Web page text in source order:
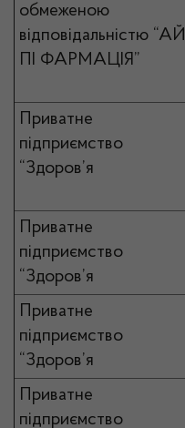
обмеженою
відповідальністю “АЙ
ПІ ФАРМАЦІЯ”
Приватне
підприємство
“Здоров’я
Приватне
підприємство
“Здоров’я
Приватне
підприємство
“Здоров’я
Приватне
підприємство